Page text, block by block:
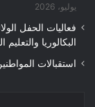
يوليو، 2026
فعاليات الحفل
البكالوريا والتعليم
استقبالات